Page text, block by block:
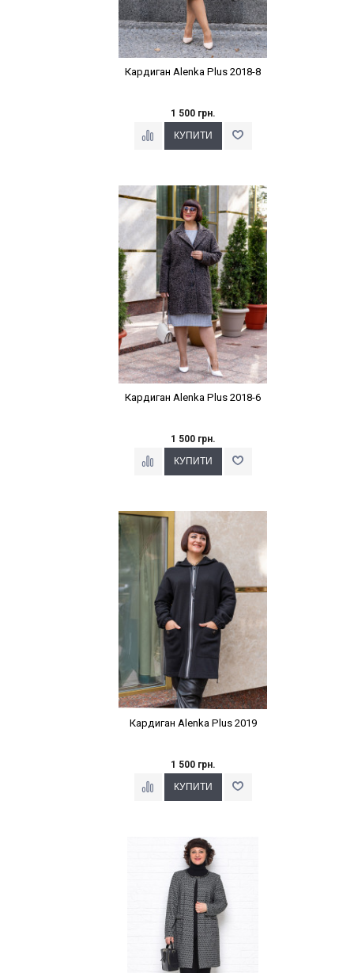
Кардиган Alenka Plus 2018-8
1 500 грн.
Наклейки Варіант з %
Кардиган Alenka Plus 2018-6
1 500 грн.
Наклейки Варіант з %
Кардиган Alenka Plus 2019
1 500 грн.
Наклейки Варіант з %